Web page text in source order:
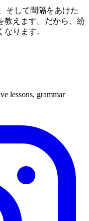
そして間隔をあけた
教えます。だから、紛
ります。
lessons, grammar